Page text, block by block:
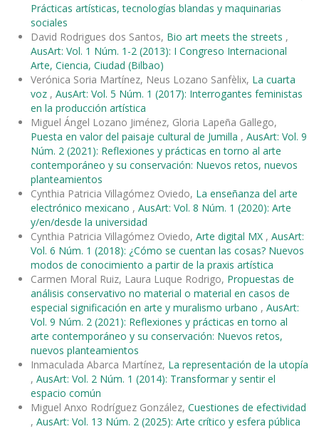
Prácticas artísticas, tecnologías blandas y maquinarias
sociales
David Rodrigues dos Santos, Bio art meets the streets ,
AusArt: Vol. 1 Núm. 1-2 (2013): I Congreso Internacional
Arte, Ciencia, Ciudad (Bilbao)
Verónica Soria Martínez, Neus Lozano Sanfèlix, La cuarta
voz , AusArt: Vol. 5 Núm. 1 (2017): Interrogantes feministas
en la producción artística
Miguel Ángel Lozano Jiménez, Gloria Lapeña Gallego,
Puesta en valor del paisaje cultural de Jumilla , AusArt: Vol. 9
Núm. 2 (2021): Reflexiones y prácticas en torno al arte
contemporáneo y su conservación: Nuevos retos, nuevos
planteamientos
Cynthia Patricia Villagómez Oviedo, La enseñanza del arte
electrónico mexicano , AusArt: Vol. 8 Núm. 1 (2020): Arte
y/en/desde la universidad
Cynthia Patricia Villagómez Oviedo, Arte digital MX , AusArt:
Vol. 6 Núm. 1 (2018): ¿Cómo se cuentan las cosas? Nuevos
modos de conocimiento a partir de la praxis artística
Carmen Moral Ruiz, Laura Luque Rodrigo, Propuestas de
análisis conservativo no material o material en casos de
especial significación en arte y muralismo urbano , AusArt:
Vol. 9 Núm. 2 (2021): Reflexiones y prácticas en torno al
arte contemporáneo y su conservación: Nuevos retos,
nuevos planteamientos
Inmaculada Abarca Martínez, La representación de la utopía
, AusArt: Vol. 2 Núm. 1 (2014): Transformar y sentir el
espacio común
Miguel Anxo Rodríguez González, Cuestiones de efectividad
, AusArt: Vol. 13 Núm. 2 (2025): Arte crítico y esfera pública